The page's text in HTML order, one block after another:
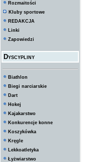
Rozmaitości
Kluby sportowe
REDAKCJA
Linki
Zapowiedzi
Dyscypliny
Biathlon
Biegi narciarskie
Dart
Hokej
Kajakarstwo
Konkurencje konne
Koszykówka
Kręgle
Lekkoatletyka
Łyżwiarstwo